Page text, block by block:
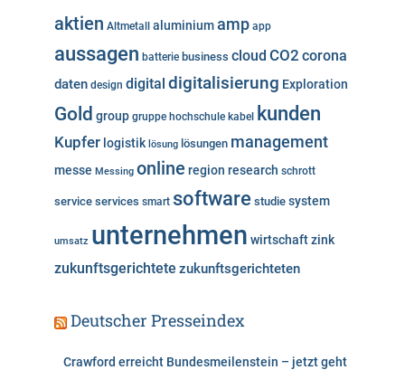
r
i
n
aktien Altmetall aluminiumamp app
aussagen batterie business cloud CO2 corona
daten design digital digitalisierung Exploration
Gold group gruppe hochschule kabel kunden
Kupfer logistik lösung lösungen management
messe Messing online region research schrott
service services smart software studie system
umsatz unternehmen wirtschaftzink
zukunftsgerichtete zukunftsgerichteten
Deutscher Presseindex
Crawford erreicht Bundesmeilenstein – jetzt geht